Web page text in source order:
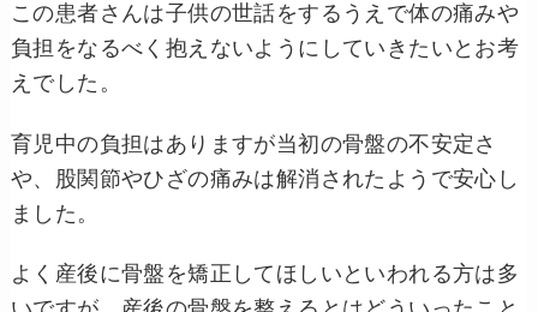
この患者さんは子供の世話をするうえで体の痛みや
負担をなるべく抱えないようにしていきたいとお考
えでした。
育児中の負担はありますが当初の骨盤の不安定さ
や、股関節やひざの痛みは解消されたようで安心し
ました。
よく産後に骨盤を矯正してほしいといわれる方は多